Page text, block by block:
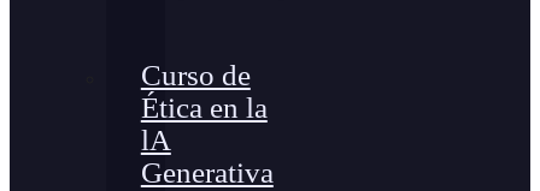
Curso de
Ética en la
lA
Generativa